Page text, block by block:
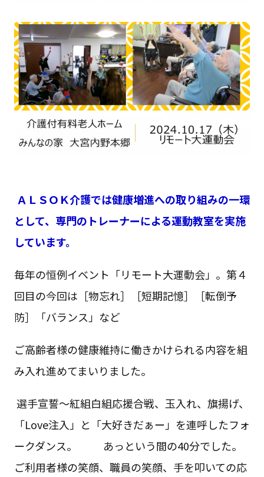
ＡＬＳＯＫ介護では健康増進への取り組みの一環
として、専門のトレーナーによる運動教室を実施
しています。
毎年の恒例イベント「リモート大運動会」。第４
回目の今回は［物忘れ］［短期記憶］［転倒予
防］「バランス」など
ご高齢者様の健康維持に働きかけられる内容を組
み入れ進めてまいりました。
選手宣誓～紅組白組応援合戦、玉入れ、旗揚げ、
「Love注入」と「大好きだぁー」を連呼したフォ
ークダンス。 あっという間の40分でした。
ご利用者様の笑顔、職員の笑顔、手を叩いての応